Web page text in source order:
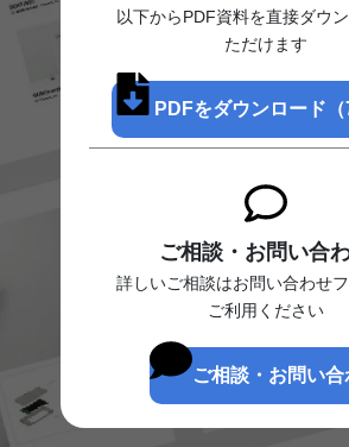
以下からPDF資料を直接ダウ
ただけます
PDFをダウンロード（
ご相談・お問い合
詳しいご相談はお問い合わせ
ご利用ください
ご相談・お問い合